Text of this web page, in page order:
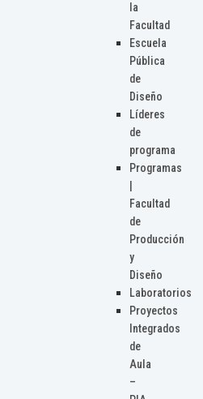
la
Facultad
Escuela
Pública
de
Diseño
Líderes
de
programa
Programas
Facultad
de
Producción
y
Diseño
Laboratorios
Proyectos
Integrados
de
Aula
–